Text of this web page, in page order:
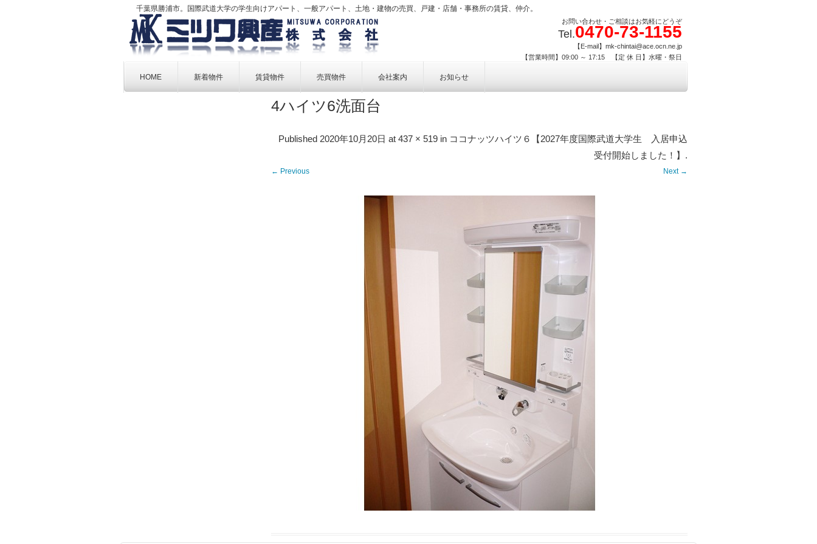
千葉県勝浦市。国際武道大学の学生向けアパート、一般アパート、土地・建物の売買、戸建・店舗・事務所の賃貸、仲介。
お問い合わせ・ご相談はお気軽にどうぞ
Tel.0470-73-1155
【E-mail】mk-chintai@ace.ocn.ne.jp
【営業時間】09:00 ～ 17:15 【定 休 日】水曜・祭日
contentHOME 新着物件 賃貸物件
賃貸物件一覧
売買物件
売買物件一覧
会社案内 お知らせ
4ハイツ6洗面台
Published 2020年10月20日 at 437 × 519 in ココナッツハイツ６【2027年度国際武道大学生 入居申込
受付開始しました！】 .
← Previous Next →